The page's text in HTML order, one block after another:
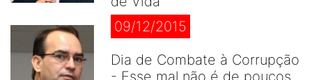
09/12/2015
Dia de Combate à Corrupção
- Esse mal não é de poucos,